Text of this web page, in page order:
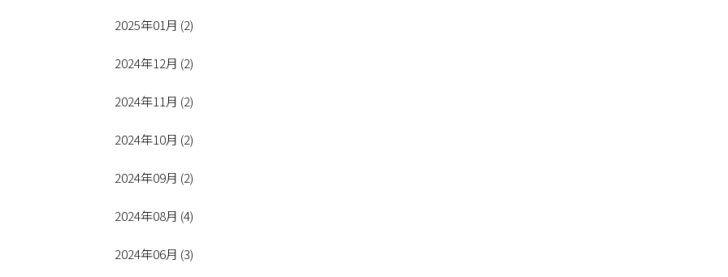
2025年01月 (2)
2024年12月 (2)
2024年11月 (2)
2024年10月 (2)
2024年09月 (2)
2024年08月 (4)
2024年06月 (3)